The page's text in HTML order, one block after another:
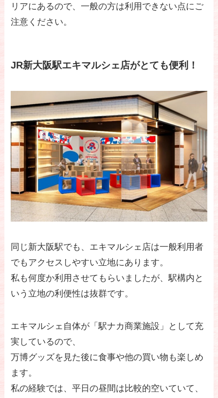
リアにあるので、一般の方は利用できない点にご
注意ください。
JR新大阪駅エキマルシェ店がとても便利！
同じ新大阪駅でも、エキマルシェ店は一般利用者
でもアクセスしやすい立地にあります。
私も何度か利用させてもらいましたが、駅構内と
いう立地の利便性は抜群です。
エキマルシェ自体が「駅ナカ商業施設」として充
実しているので、
万博グッズを見た後に食事や他の買い物も楽しめ
ます。
私の経験では、平日の昼間は比較的空いていて、